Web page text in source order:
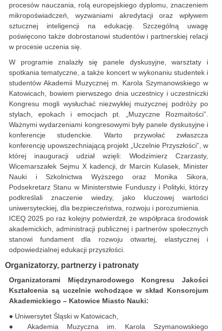
procesów nauczania, rolą europejskiego dyplomu, znaczeniem
mikropoświadczeń, wyzwaniami akredytacji oraz wpływem
sztucznej inteligencji na edukację. Szczególną uwagę
poświęcono także dobrostanowi studentów i partnerskiej relacji
w procesie uczenia się.
W programie znalazły się panele dyskusyjne, warsztaty i
spotkania tematyczne, a także koncert w wykonaniu studentek i
studentów Akademii Muzycznej m. Karola Szymanowskiego w
Katowicach, bowiem pierwszego dnia uczestnicy i uczestniczki
Kongresu mogli wysłuchać niezwykłej muzycznej podróży po
stylach, epokach i emocjach pt. „Muzyczne Rozmaitości”.
Ważnymi wydarzeniami kongresowymi były panele dyskusyjne i
konferencje studenckie. Warto przywołać zwłaszcza
konferencję upowszechniającą projekt „Uczelnie Przyszłości”, w
której inauguracji udział wzięli: Włodzimierz Czarzasty,
Wicemarszałek Sejmu X kadencji, dr Marcin Kulasek, Minister
Nauki i Szkolnictwa Wyższego oraz Monika Sikora,
Podsekretarz Stanu w Ministerstwie Funduszy i Polityki, którzy
podkreślali znaczenie wiedzy, jako kluczowej wartości
uniwersyteckiej, dla bezpieczeństwa, rozwoju i porozumienia.
ICEQ 2025 po raz kolejny potwierdził, że współpraca środowisk
akademickich, administracji publicznej i partnerów społecznych
stanowi fundament dla rozwoju otwartej, elastycznej i
odpowiedzialnej edukacji przyszłości.
Organizatorzy, partnerzy i patronaty
Organizatorami Międzynarodowego Kongresu Jakości
Kształcenia są uczelnie wchodzące w skład Konsorcjum
Akademickiego – Katowice Miasto Nauki:
● Uniwersytet Śląski w Katowicach,
● Akademia Muzyczna im. Karola Szymanowskiego